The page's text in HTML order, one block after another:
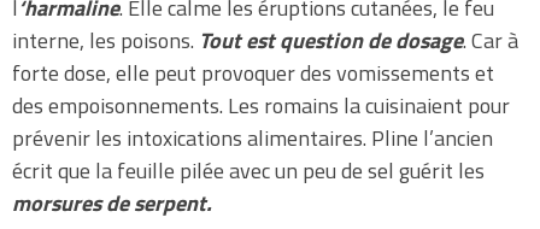
l‘harmaline. Elle calme les éruptions cutanées, le feu
interne, les poisons. Tout est question de dosage. Car à
forte dose, elle peut provoquer des vomissements et
des empoisonnements. Les romains la cuisinaient pour
prévenir les intoxications alimentaires. Pline l’ancien
écrit que la feuille pilée avec un peu de sel guérit les
morsures de serpent.